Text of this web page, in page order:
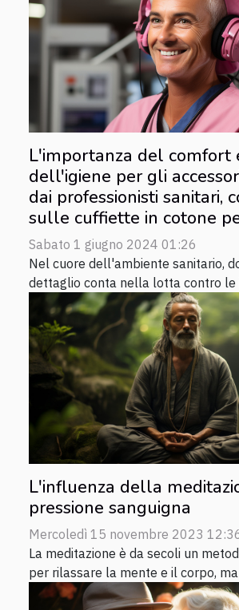
L'importanza del comfort
dell'igiene per gli
dai professionisti sanitari,
sulle cuffiette in cotone
Sabato 1 giugno 2024 01:26
Nel cuore dell'ambiente sanitario,
dettaglio conta nella lotta contro le
L'influenza della
pressione sanguigna
Mercoledì 15 novembre 2023
La meditazione è da secoli un
per rilassare la mente e il corpo, ma